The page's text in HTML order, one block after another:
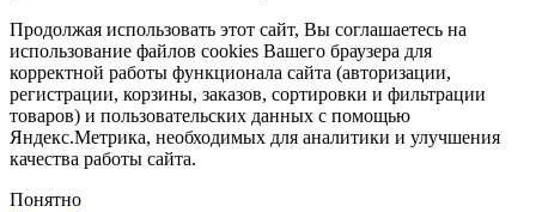
Продолжая использовать этот сайт, Вы соглашаетесь на
использование файлов cookies Вашего браузера для
корректной работы функционала сайта (авторизации,
регистрации, корзины, заказов, сортировки и фильтрации
товаров) и пользовательских данных с помощью
Яндекс.Метрика, необходимых для аналитики и улучшения
качества работы сайта.
Понятно